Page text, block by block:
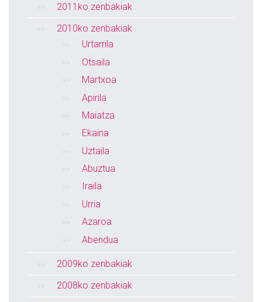
2011ko zenbakiak
2010ko zenbakiak
Urtarrila
Otsaila
Martxoa
Apirila
Maiatza
Ekaina
Uztaila
Abuztua
Iraila
Urria
Azaroa
Abendua
2009ko zenbakiak
2008ko zenbakiak